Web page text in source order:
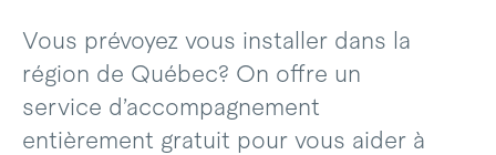
Vous prévoyez vous installer dans la
région de Québec? On offre un
service d’accompagnement
entièrement gratuit pour vous aider à